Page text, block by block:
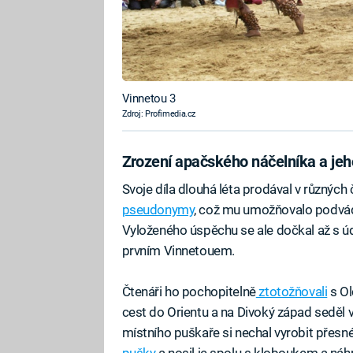
Vinnetou 3
Zdroj: Profimedia.cz
Zrození apačského náčelníka a
Svoje díla dlouhá léta prodával v
pseudonymy, což mu umožňovalo
Vyloženého úspěchu se ale dočkal až s
prvním Vinnetouem.
Čtenáři ho pochopitelněztotožňovali s
cest do Orientu a na Divoký západ seděl
místního puškaře si nechal vyrobit